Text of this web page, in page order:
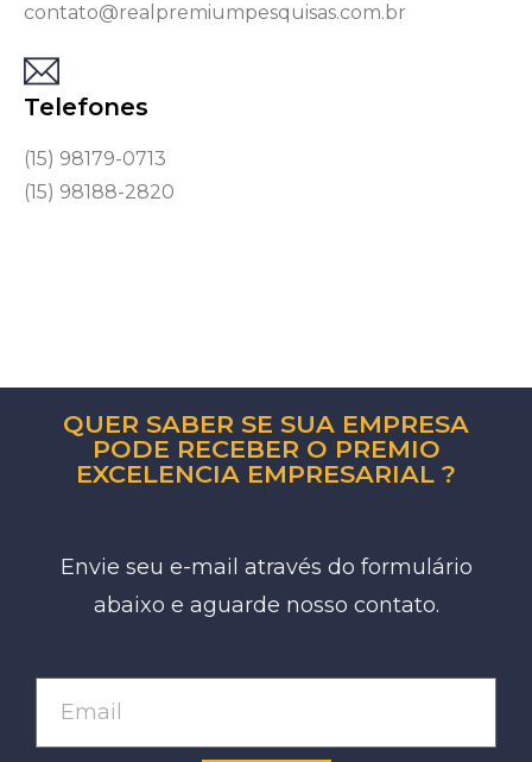
contato@realpremiumpesquisas.com.br
Telefones
(15) 98179-0713
(15) 98188-2820
QUER SABER SE SUA EMPRESA
PODE RECEBER O PREMIO
EXCELENCIA EMPRESARIAL ?
Envie seu e-mail através do formulário
abaixo e aguarde nosso contato.